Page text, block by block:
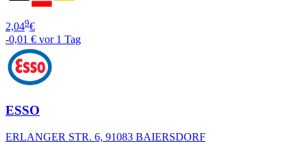
2,049€
-0,01 € vor 1 Tag
ESSO
ERLANGER STR. 6, 91083 BAIERSDORF